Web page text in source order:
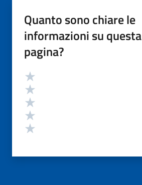
Quanto sono chiare le
informazioni su questa
pagina?
Valutazione